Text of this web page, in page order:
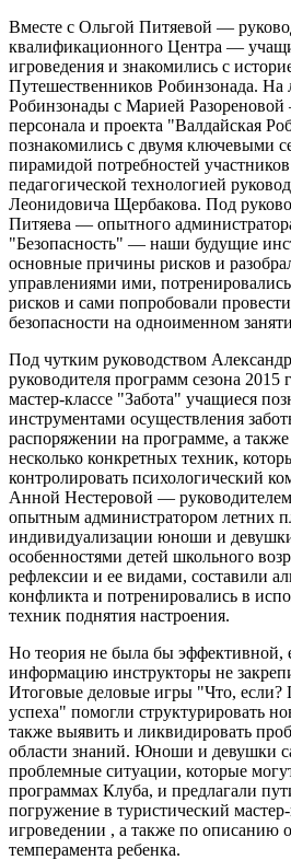
Вместе с Ольгой Питяевой —
квалификационного Центра —
игроведения и знакомились с
Путешественников Робинзонада. На
Робинзонады с Марией Разореновой
персонала и проекта "Валдайская
познакомились с двумя ключевыми
пирамидой потребностей
педагогической технологией
Леонидовича Щербакова. Под
Питяева — опытного
"Безопасность" — наши будущие
основные причины рисков и
управлениями ими,
рисков и сами попробовали
безопасности на одноименном
Под чутким руководством
руководителя программ сезона
мастер-классе "Забота" учащиеся
инструментами осуществления
распоряжении на программе, а
несколько конкретных техник,
контролировать психологический
Анной Нестеровой —
опытным администратором летних
индивидуализации юноши и девушки
особенностями детей школьного
рефлексии и ее видами, составили
конфликта и потренировались в
техник поднятия настроения.
Но теория не была бы эффективной,
информацию инструкторы не
Итоговые деловые игры "Что, если?
успеха" помогли структурировать
также выявить и ликвидировать
области знаний. Юноши и девушки
проблемные ситуации, которые
программах Клуба, и предлагали
погружение в туристический
игроведении , а также по описанию
темперамента ребенка.